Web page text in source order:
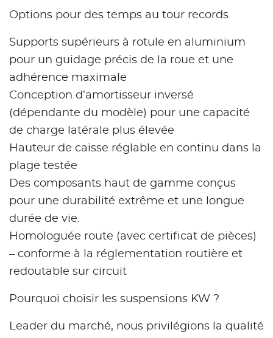
Options pour des temps au tour records
Supports supérieurs à rotule en aluminium
pour un guidage précis de la roue et une
adhérence maximale
Conception d’amortisseur inversé
(dépendante du modèle) pour une capacité
de charge latérale plus élevée
Hauteur de caisse réglable en continu dans la
plage testée
Des composants haut de gamme conçus
pour une durabilité extrême et une longue
durée de vie.
Homologuée route (avec certificat de pièces)
– conforme à la réglementation routière et
redoutable sur circuit
Pourquoi choisir les suspensions KW ?
Leader du marché, nous privilégions la qualité